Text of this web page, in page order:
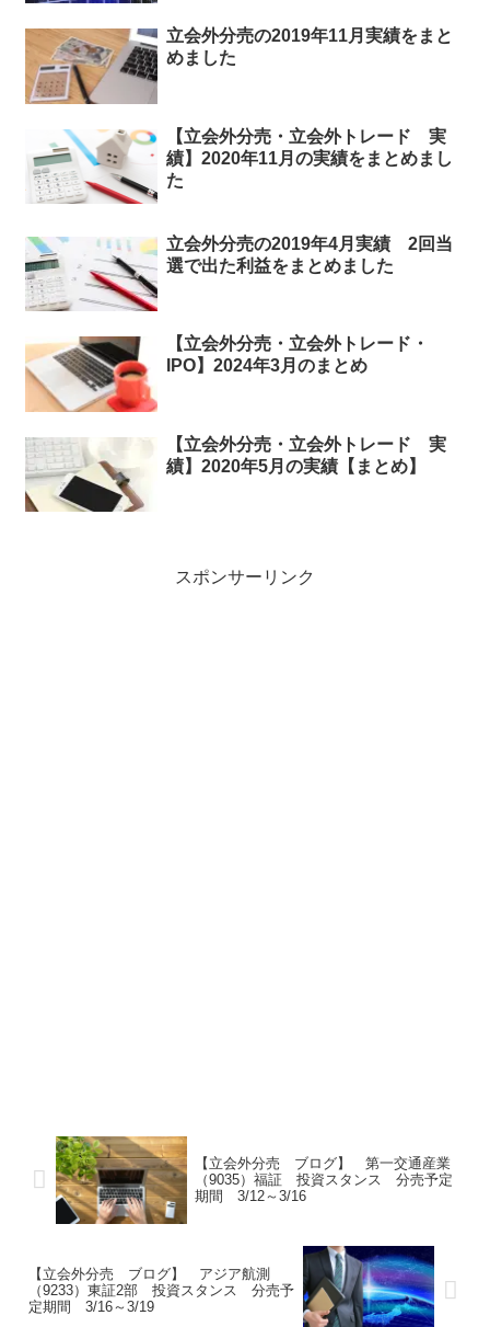
立会外分売の2019年11月実績をまと
めました
【立会外分売・立会外トレード 実
績】2020年11月の実績をまとめまし
た
立会外分売の2019年4月実績 2回当
選で出た利益をまとめました
【立会外分売・立会外トレード・
IPO】2024年3月のまとめ
【立会外分売・立会外トレード 実
績】2020年5月の実績【まとめ】
スポンサーリンク
【立会外分売 ブログ】 第一交通産業
（9035）福証 投資スタンス 分売予定
期間 3/12～3/16
【立会外分売 ブログ】 アジア航測
（9233）東証2部 投資スタンス 分売予
定期間 3/16～3/19